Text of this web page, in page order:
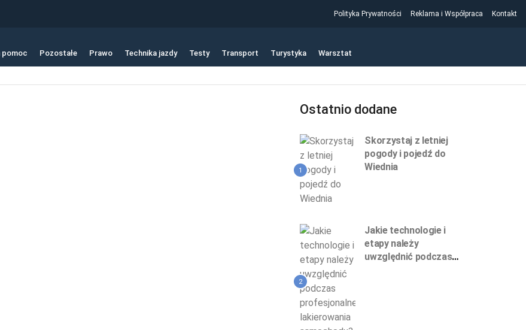
Polityka Prywatności Reklama i Współpraca Kontakt
pomoc Pozostałe Prawo Technika jazdy Testy Transport Turystyka Warsztat
Ostatnio dodane
1
Skorzystaj z letniej
pogody i pojedź do
Wiednia
2
Jakie technologie i
etapy należy
uwzględnić podczas